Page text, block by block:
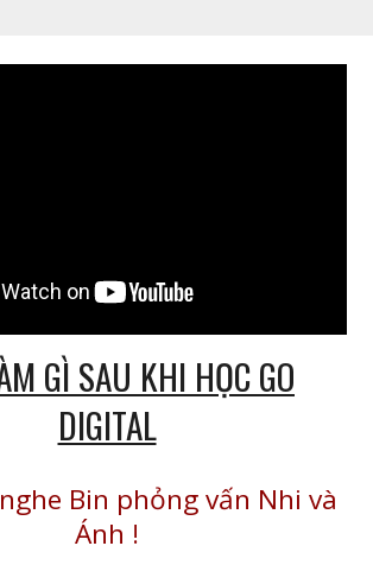
GÌ SAU KHI HỌC GO
DIGITAL
Bin phỏng vấn Nhi và
Ánh !